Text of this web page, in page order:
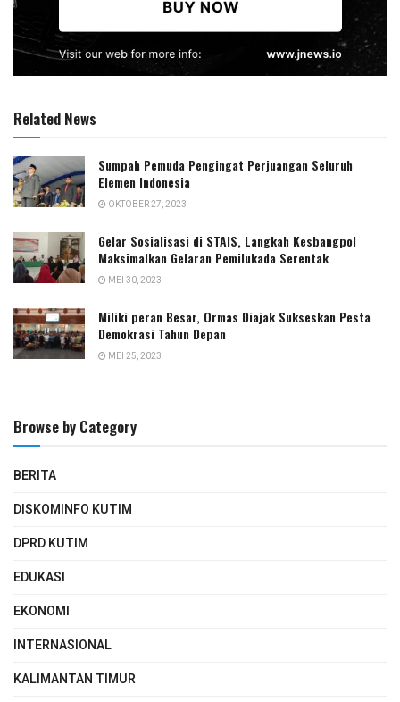
Related News
Sumpah Pemuda Pengingat Perjuangan Seluruh
Elemen Indonesia
OKTOBER 27, 2023
Gelar Sosialisasi di STAIS, Langkah Kesbangpol
Maksimalkan Gelaran Pemilukada Serentak
MEI 30, 2023
Miliki peran Besar, Ormas Diajak Sukseskan Pesta
Demokrasi Tahun Depan
MEI 25, 2023
Browse by Category
BERITA
DISKOMINFO KUTIM
DPRD KUTIM
EDUKASI
EKONOMI
INTERNASIONAL
KALIMANTAN TIMUR